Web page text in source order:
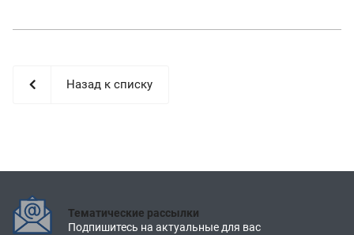
Назад к списку
Тематические рассылки
Подпишитесь на актуальные для вас